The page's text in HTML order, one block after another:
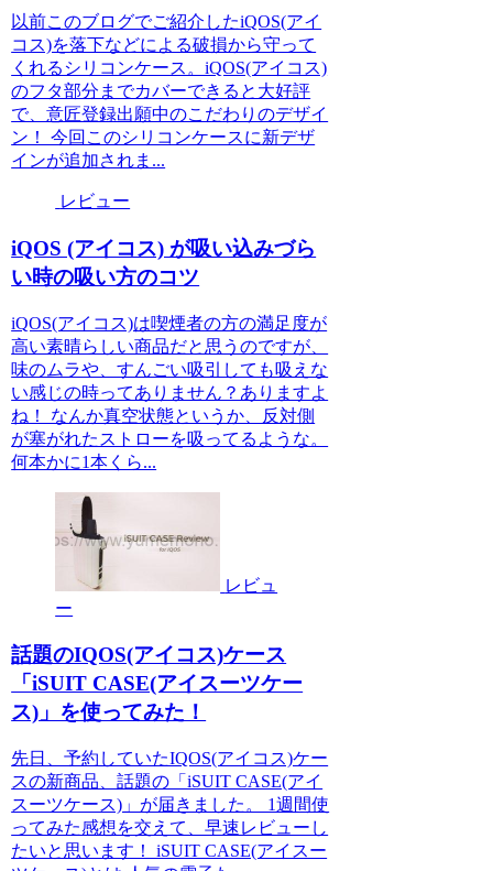
以前このブログでご紹介したiQOS(アイ
コス)を落下などによる破損から守って
くれるシリコンケース。iQOS(アイコス)
のフタ部分までカバーできると大好評
で、意匠登録出願中のこだわりのデザイ
ン！ 今回このシリコンケースに新デザ
インが追加されま...
レビュー
iQOS (アイコス) が吸い込みづら
い時の吸い方のコツ
iQOS(アイコス)は喫煙者の方の満足度が
高い素晴らしい商品だと思うのですが、
味のムラや、すんごい吸引しても吸えな
い感じの時ってありません？ありますよ
ね！ なんか真空状態というか、反対側
が塞がれたストローを吸ってるような。
何本かに1本くら...
レビュ
ー
話題のIQOS(アイコス)ケース
「iSUIT CASE(アイスーツケー
ス)」を使ってみた！
先日、予約していたIQOS(アイコス)ケー
スの新商品、話題の「iSUIT CASE(アイ
スーツケース)」が届きました。 1週間使
ってみた感想を交えて、早速レビューし
たいと思います！ iSUIT CASE(アイスー